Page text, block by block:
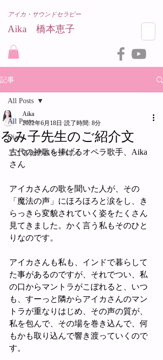
Aika 橋本恵子​
アイカ・サウンドセラピー
記事
All Posts
Diary
こころねのみちサロン
All Posts
るみ子先生のご紹介文
Aika
2022年6月18日 読了時間: 8分
古代の神歌を捧げるオペラ歌手、Aika
さん
アイカさんの歌を聞いた人が、その
「魔法の声」にほろほろと涙をし、き
らっきら変貌されていく姿をたくさん
見てきました。かく言う私もそのひと
りなのです。
アイカさんも私も、インドで暮らして
た事があるのですが、それでつい、私
の口からマントラがこぼれると、いつ
も、すーっと隣からアイカさんのマン
トラが重なりはじめ、その声の質が、
私を包んで、その場を巻き込んで、何
もかも取り込んで響き渡っていくので
す。